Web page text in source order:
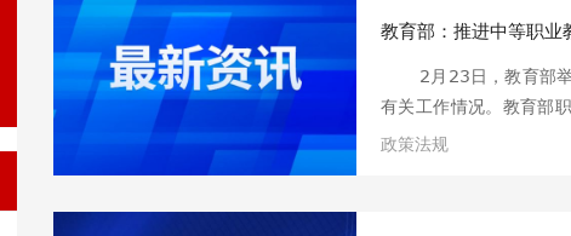
教育部：推进中等职业
2月23日，教育部举
有关工作情况。教育部
推进中等职业教育多
政策法规